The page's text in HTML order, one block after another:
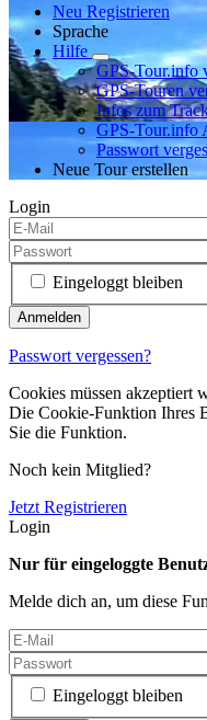
Neu Registrieren
Sprache
Hilfe
GPS-Tour.info
GPS-Touren
Infos zum
GPS-Tour.info
Passwort
Neue Tour erstellen
Login
Eingeloggt bleiben
Passwort vergessen?
Cookies müssen akzeptiert
Die Cookie-Funktion Ihres
Sie die Funktion.
Noch kein Mitglied?
Jetzt Registrieren
Login
Nur für eingeloggte
Melde dich an, um diese
Eingeloggt bleiben